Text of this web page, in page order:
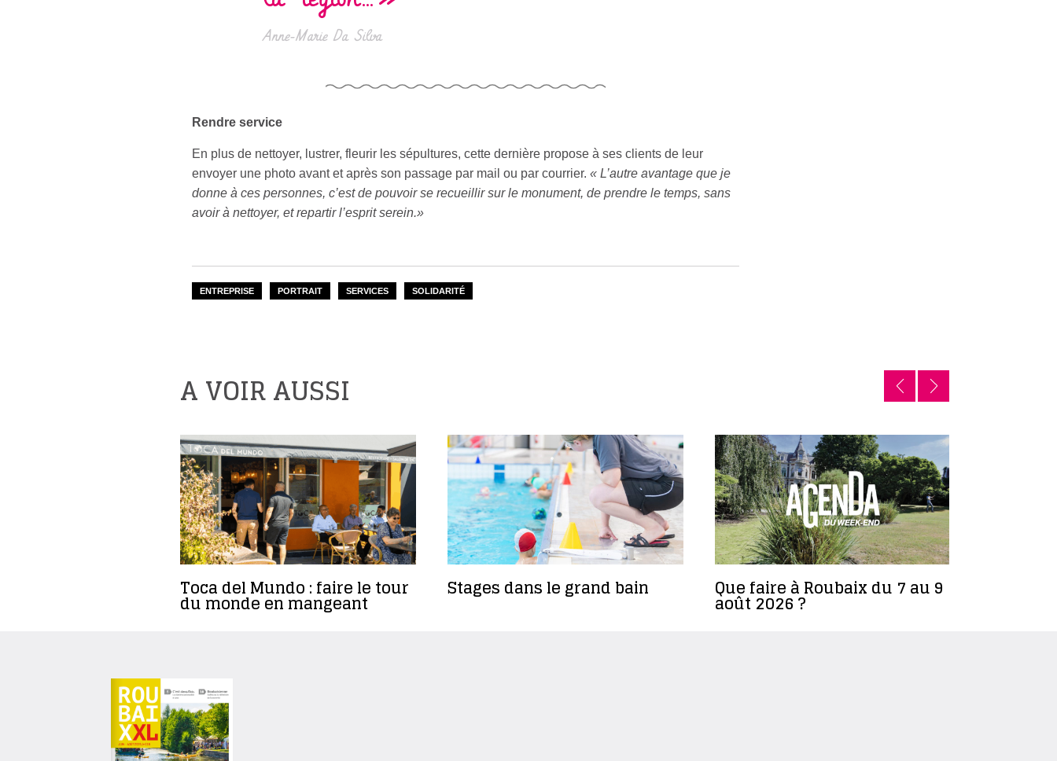
Anne-Marie Da Silva
Rendre service
En plus de nettoyer, lustrer, fleurir les sépultures, cette dernière propose à ses clients de leur
envoyer une photo avant et après son passage par mail ou par courrier. « L’autre avantage que je
donne à ces personnes, c’est de pouvoir se recueillir sur le monument, de prendre le temps, sans
avoir à nettoyer, et repartir l’esprit serein.»
ENTREPRISE PORTRAIT SERVICES SOLIDARITÉ
A VOIR AUSSI
Toca del Mundo : faire le tour
du monde en mangeant
Stages dans le grand bain Que faire à Roubaix du 7 au 9
août 2026 ?